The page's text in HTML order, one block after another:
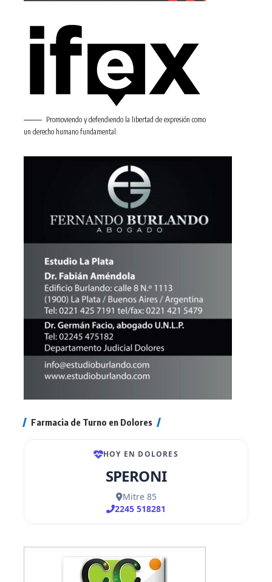
Promoviendo y defendiendo la libertad de expresión como
un derecho humano fundamental.
Farmacia de Turno en Dolores